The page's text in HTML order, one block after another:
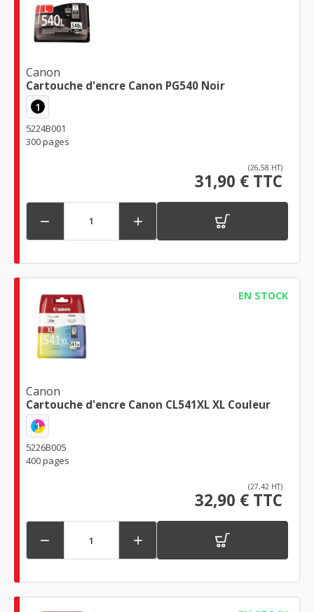
Canon
Cartouche d'encre Canon PG540 Noir
1
5224B001
300 pages
(26,58 HT)
31,90 € TTC
 
EN STOCK
Canon
Cartouche d'encre Canon CL541XL XL Couleur
1
5226B005
400 pages
(27,42 HT)
32,90 € TTC
 